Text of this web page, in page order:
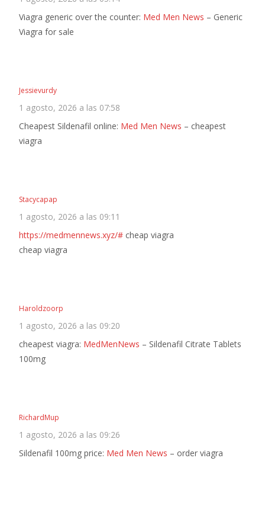
Viagra generic over the counter: Med Men News – Generic
Viagra for sale
Jessievurdy
1 agosto, 2026 a las 07:58
Cheapest Sildenafil online: Med Men News – cheapest
viagra
Stacycapap
1 agosto, 2026 a las 09:11
https://medmennews.xyz/# cheap viagra
cheap viagra
Haroldzoorp
1 agosto, 2026 a las 09:20
cheapest viagra: MedMenNews – Sildenafil Citrate Tablets
100mg
RichardMup
1 agosto, 2026 a las 09:26
Sildenafil 100mg price: Med Men News – order viagra